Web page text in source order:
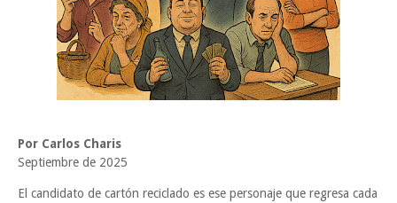
Por Carlos Charis
Septiembre de 2025
El candidato de cartón reciclado es ese personaje que regresa cada